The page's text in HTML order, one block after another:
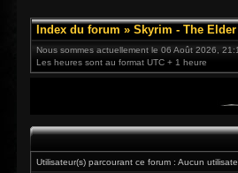
Index du forum » Skyrim - The
Nous sommes actuellement le 06 Août 2026,
Les heures sont au format UTC + 1 heure
Utilisateur(s) parcourant ce forum : Aucun